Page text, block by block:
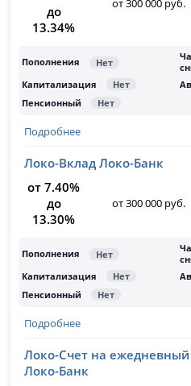
до
13.34%
от 300 000 руб.
Подробнее
Локо-Вклад Локо-Банк
от 7.40%
до
13.30%
от 300 000 руб.
Подробнее
Локо-Счет на ежедневный
Локо-Банк